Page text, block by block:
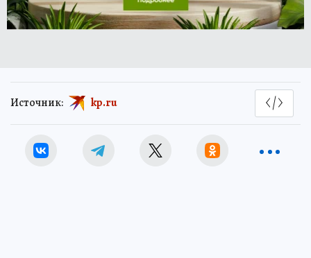
Источник: kp.ru